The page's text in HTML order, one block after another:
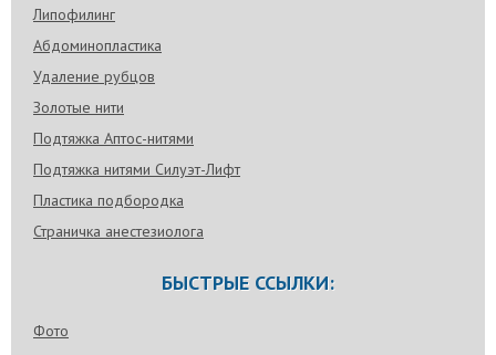
Липофилинг
Абдоминопластика
Удаление рубцов
Золотые нити
Подтяжка Аптос-нитями
Подтяжка нитями Силуэт-Лифт
Пластика подбородка
Страничка анестезиолога
БЫСТРЫЕ ССЫЛКИ:
Фото